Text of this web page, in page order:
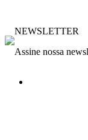
NEWSLETTER
Assine nossa